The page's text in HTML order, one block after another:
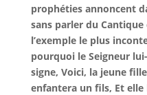
prophéties annoncent
sans parler du
l’exemple le plus
pourquoi le Seigneur
signe, Voici, la jeune
enfantera un fils, Et